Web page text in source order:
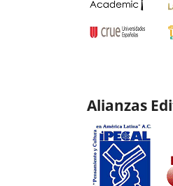
Alianzas